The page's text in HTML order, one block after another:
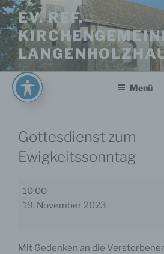
Zum
Inhalt
springen
EV. REF.
Menü
Gottesdienst zum
Ewigkeitssonntag
Gottesdienst
zum
10:00
19. November 2023
Mit Gedenken an die